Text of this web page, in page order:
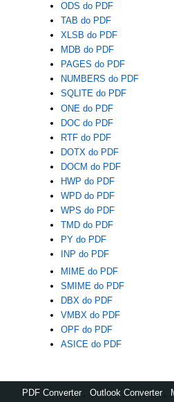
ODS do PDF
TAB do PDF
XLSB do PDF
MDB do PDF
PAGES do PDF
NUMBERS do PDF
SQLITE do PDF
ONE do PDF
DOC do PDF
RTF do PDF
DOTX do PDF
DOCM do PDF
HWP do PDF
WPD do PDF
WPS do PDF
TMD do PDF
PY do PDF
INP do PDF
MIME do PDF
SMIME do PDF
DBX do PDF
VMBX do PDF
OPF do PDF
ASICE do PDF
PDF Converter , Outlook Converter ,